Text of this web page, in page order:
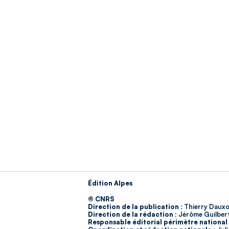
Édition Alpes
© CNRS
Direction de la publication : Thierry
Direction de la rédaction : Jérôme
Responsable éditorial périmètre national